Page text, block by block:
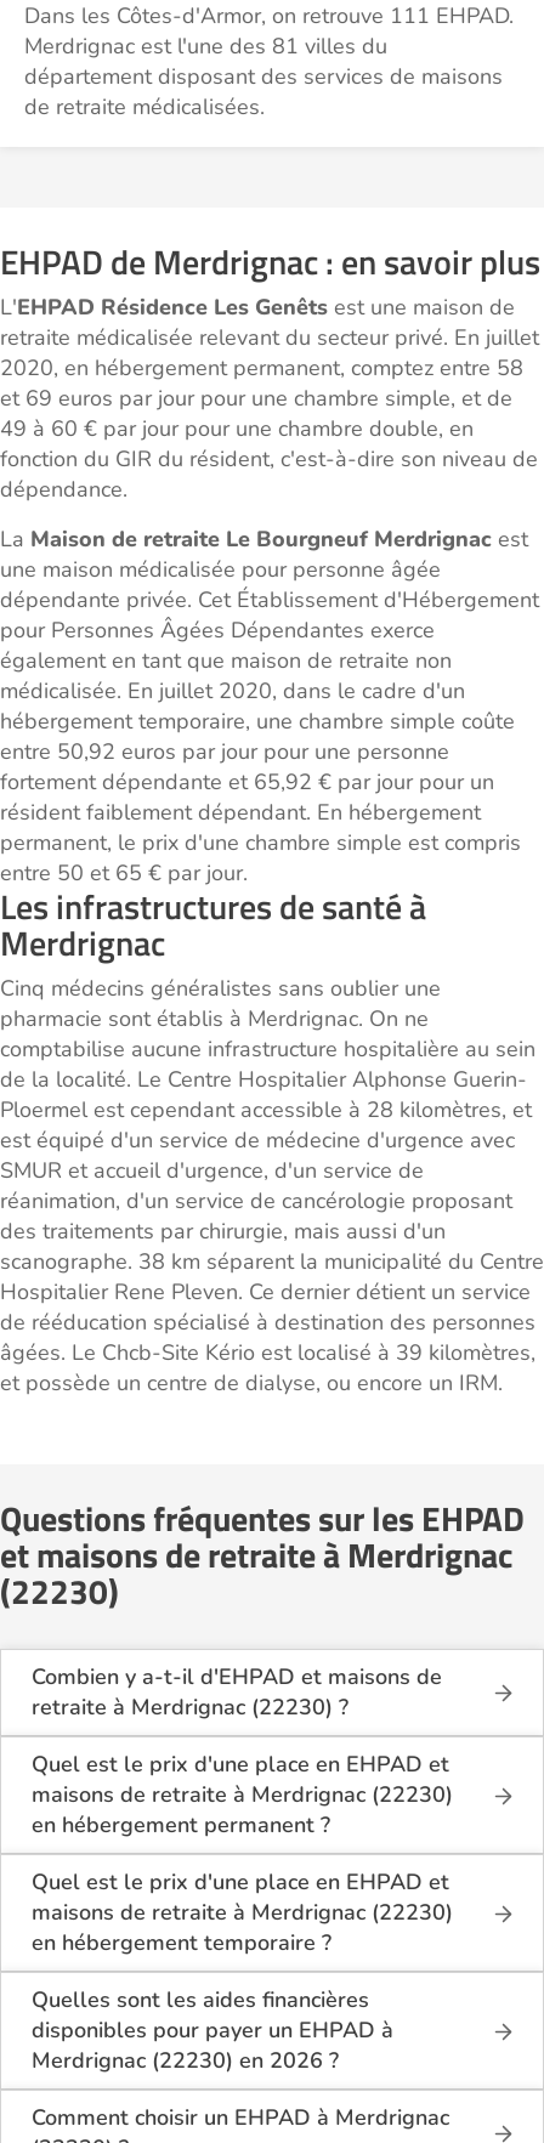
Dans les Côtes-d'Armor, on retrouve 111 EHPAD.
Merdrignac est l'une des 81 villes du
département disposant des services de maisons
de retraite médicalisées.
EHPAD de Merdrignac : en savoir plus
L'EHPAD Résidence Les Genêts est une maison de
retraite médicalisée relevant du secteur privé. En juillet
2020, en hébergement permanent, comptez entre 58
et 69 euros par jour pour une chambre simple, et de
49 à 60 € par jour pour une chambre double, en
fonction du GIR du résident, c'est-à-dire son niveau de
dépendance.
La Maison de retraite Le Bourgneuf Merdrignac est
une maison médicalisée pour personne âgée
dépendante privée. Cet Établissement d'Hébergement
pour Personnes Âgées Dépendantes exerce
également en tant que maison de retraite non
médicalisée. En juillet 2020, dans le cadre d'un
hébergement temporaire, une chambre simple coûte
entre 50,92 euros par jour pour une personne
fortement dépendante et 65,92 € par jour pour un
résident faiblement dépendant. En hébergement
permanent, le prix d'une chambre simple est compris
entre 50 et 65 € par jour.
Les infrastructures de santé à
Merdrignac
Cinq médecins généralistes sans oublier une
pharmacie sont établis à Merdrignac. On ne
comptabilise aucune infrastructure hospitalière au sein
de la localité. Le Centre Hospitalier Alphonse Guerin-
Ploermel est cependant accessible à 28 kilomètres, et
est équipé d'un service de médecine d'urgence avec
SMUR et accueil d'urgence, d'un service de
réanimation, d'un service de cancérologie proposant
des traitements par chirurgie, mais aussi d'un
scanographe. 38 km séparent la municipalité du Centre
Hospitalier Rene Pleven. Ce dernier détient un service
de rééducation spécialisé à destination des personnes
âgées. Le Chcb-Site Kério est localisé à 39 kilomètres,
et possède un centre de dialyse, ou encore un IRM.
Questions fréquentes sur les EHPAD
et maisons de retraite à Merdrignac
(22230)
Combien y a-t-il d'EHPAD et maisons de
retraite à Merdrignac (22230) ?
Sur le site Logement-seniors.com, on recense
actuellement 2 EHPAD et maisons de retraite à
Merdrignac (22230).
Quel est le prix d'une place en EHPAD et
maisons de retraite à Merdrignac (22230)
en hébergement permanent ?
En hébergement permanent, le tarif minimum en
EHPAD et maisons de retraite à Merdrignac (22230)
est de 1 500€ par mois pour une chambre simple,
et 1 470€ par mois pour une chambre double.
Quel est le prix d'une place en EHPAD et
maisons de retraite à Merdrignac (22230)
en hébergement temporaire ?
En hébergement temporaire, le tarif minimum en
EHPAD et maisons de retraite à Merdrignac (22230)
est de 1 500€ par mois pour une chambre simple.
Quelles sont les aides financières
disponibles pour payer un EHPAD à
Merdrignac (22230) en 2026 ?
Les résidents d’EHPAD à Merdrignac (22230)
peuvent bénéficier de plusieurs aides :
Comment choisir un EHPAD à Merdrignac